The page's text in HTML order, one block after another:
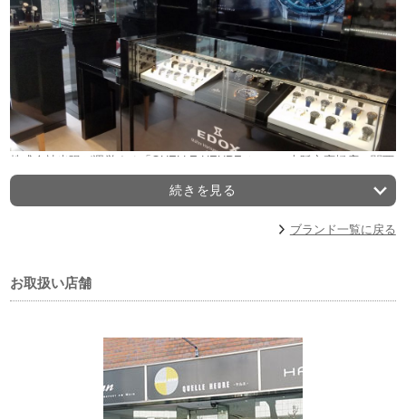
株式会社光陽が運営する「QUELLE HEURE-ケルエ- 大阪心斎橋店」関西
最大級の規模と品揃えをもつ エドックス公認正規販売店。
最新・限定モデルから人気モデルまで常時80本以上の品揃えです。
続きを見る
ブランド一覧に戻る
お取扱い店舗